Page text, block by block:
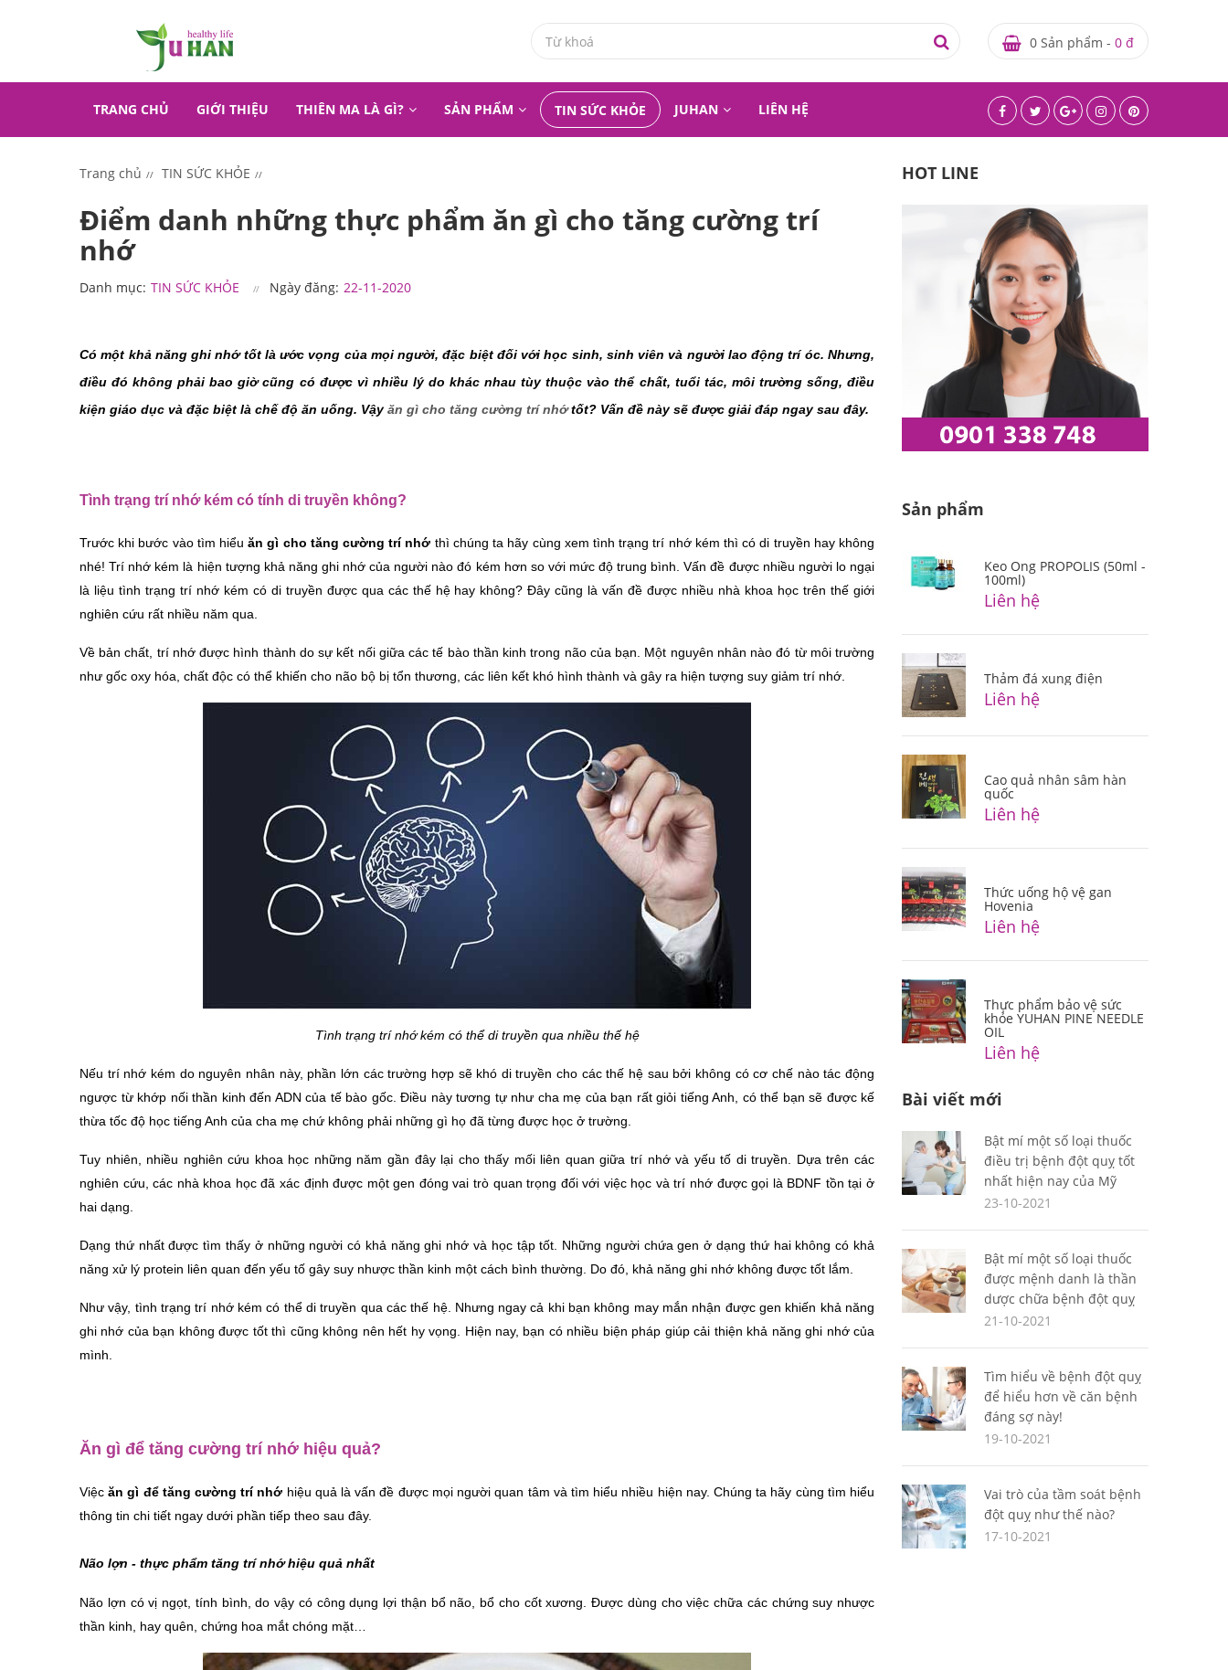
0 Sản phẩm - 0 đ
TRANG CHỦ GIỚI THIỆU THIÊN MA LÀ GÌ? SẢN PHẨM TIN SỨC KHỎE JUHAN LIÊN HỆ
Trang chủ TIN SỨC KHỎE
Điểm danh những thực phẩm ăn gì cho tăng cường trí
nhớ
Danh mục: TIN SỨC KHỎE Ngày đăng: 22-11-2020
Có một khả năng ghi nhớ tốt là ước vọng của mọi người, đặc biệt đối với học sinh, sinh viên và người lao động trí óc. Nhưng,
điều đó không phải bao giờ cũng có được vì nhiều lý do khác nhau tùy thuộc vào thể chất, tuổi tác, môi trường sống, điều
kiện giáo dục và đặc biệt là chế độ ăn uống. Vậy ăn gì cho tăng cường trí nhớ tốt? Vấn đề này sẽ được giải đáp ngay sau đây.
Tình trạng trí nhớ kém có tính di truyền không?
Trước khi bước vào tìm hiểu ăn gì cho tăng cường trí nhớ thì chúng ta hãy cùng xem tình trạng trí nhớ kém thì có di truyền hay không
nhé! Trí nhớ kém là hiện tượng khả năng ghi nhớ của người nào đó kém hơn so với mức độ trung bình. Vấn đề được nhiều người lo ngại
là liệu tình trạng trí nhớ kém có di truyền được qua các thế hệ hay không? Đây cũng là vấn đề được nhiều nhà khoa học trên thế giới
nghiên cứu rất nhiều năm qua.
Về bản chất, trí nhớ được hình thành do sự kết nối giữa các tế bào thần kinh trong não của bạn. Một nguyên nhân nào đó từ môi trường
như gốc oxy hóa, chất độc có thể khiến cho não bộ bị tổn thương, các liên kết khó hình thành và gây ra hiện tượng suy giảm trí nhớ.
Tình trạng trí nhớ kém có thể di truyền qua nhiều thế hệ
Nếu trí nhớ kém do nguyên nhân này, phần lớn các trường hợp sẽ khó di truyền cho các thế hệ sau bởi không có cơ chế nào tác động
ngược từ khớp nối thần kinh đến ADN của tế bào gốc. Điều này tương tự như cha mẹ của bạn rất giỏi tiếng Anh, có thể bạn sẽ được kế
thừa tốc độ học tiếng Anh của cha mẹ chứ không phải những gì họ đã từng được học ở trường.
Tuy nhiên, nhiều nghiên cứu khoa học những năm gần đây lại cho thấy mối liên quan giữa trí nhớ và yếu tố di truyền. Dựa trên các
nghiên cứu, các nhà khoa học đã xác định được một gen đóng vai trò quan trọng đối với việc học và trí nhớ được gọi là BDNF tồn tại ở
hai dạng.
Dạng thứ nhất được tìm thấy ở những người có khả năng ghi nhớ và học tập tốt. Những người chứa gen ở dạng thứ hai không có khả
năng xử lý protein liên quan đến yếu tố gây suy nhược thần kinh một cách bình thường. Do đó, khả năng ghi nhớ không được tốt lắm.
Như vậy, tình trạng trí nhớ kém có thể di truyền qua các thế hệ. Nhưng ngay cả khi bạn không may mắn nhận được gen khiến khả năng
ghi nhớ của bạn không được tốt thì cũng không nên hết hy vọng. Hiện nay, bạn có nhiều biện pháp giúp cải thiện khả năng ghi nhớ của
mình.
Ăn gì để tăng cường trí nhớ hiệu quả?
Việc ăn gì để tăng cường trí nhớ hiệu quả là vấn đề được mọi người quan tâm và tìm hiểu nhiều hiện nay. Chúng ta hãy cùng tìm hiểu
thông tin chi tiết ngay dưới phần tiếp theo sau đây.
Não lợn - thực phẩm tăng trí nhớ hiệu quả nhất
Não lợn có vị ngọt, tính bình, do vậy có công dụng lợi thận bổ não, bổ cho cốt xương. Được dùng cho việc chữa các chứng suy nhược
thần kinh, hay quên, chứng hoa mắt chóng mặt…
HOT LINE
Sản phẩm
Keo Ong PROPOLIS (50ml -
100ml)
Liên hệ
Thảm đá xung điện
Liên hệ
Cao quả nhân sâm hàn
quốc
Liên hệ
Thức uống hộ vệ gan
Hovenia
Liên hệ
Thực phẩm bảo vệ sức
khỏe YUHAN PINE NEEDLE
OIL
Liên hệ
Bài viết mới
Bật mí một số loại thuốc
điều trị bệnh đột quỵ tốt
nhất hiện nay của Mỹ
23-10-2021
Bật mí một số loại thuốc
được mệnh danh là thần
dược chữa bệnh đột quỵ
21-10-2021
Tìm hiểu về bệnh đột quỵ
để hiểu hơn về căn bệnh
đáng sợ này!
19-10-2021
Vai trò của tầm soát bệnh
đột quỵ như thế nào?
17-10-2021